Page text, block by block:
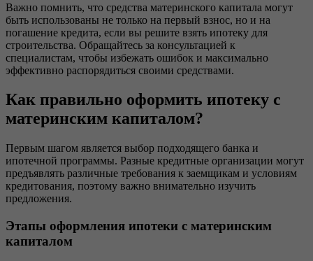
Важно помнить, что средства материнского капитала могут
быть использованы не только на первый взнос, но и на
погашение кредита, если вы решите взять ипотеку для
строительства. Обращайтесь за консультацией к
специалистам, чтобы избежать ошибок и максимально
эффективно распорядиться своими средствами.
Как правильно оформить ипотеку с
материнским капиталом?
Первым шагом является выбор подходящего банка и
ипотечной программы. Разные кредитные организации могут
предъявлять различные требования к заемщикам и условиям
кредитования, поэтому важно внимательно изучить
предложения.
Этапы оформления ипотеки с материнским
капиталом